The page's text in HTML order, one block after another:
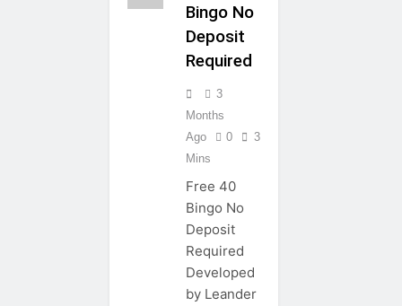
Bingo No
Deposit
Required
3
Months
Ago
0
3
Mins
Free 40
Bingo No
Deposit
Required
Developed
by Leander